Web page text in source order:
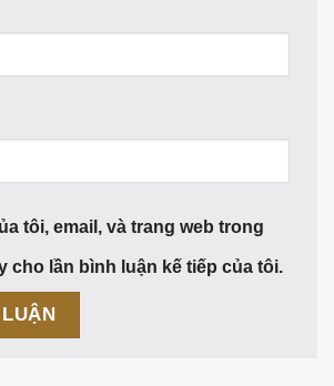
tôi, email, và trang web trong
cho lần bình luận kế tiếp của tôi.